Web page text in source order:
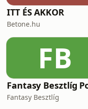
ITT ÉS AKKOR
Betone.hu
FB
Fantasy Besztlíg